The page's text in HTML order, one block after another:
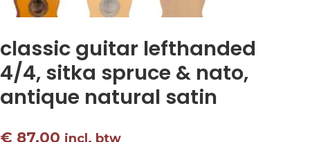
classic guitar lefthanded
4/4, sitka spruce & nato,
antique natural satin
€ 87,00 incl. btw